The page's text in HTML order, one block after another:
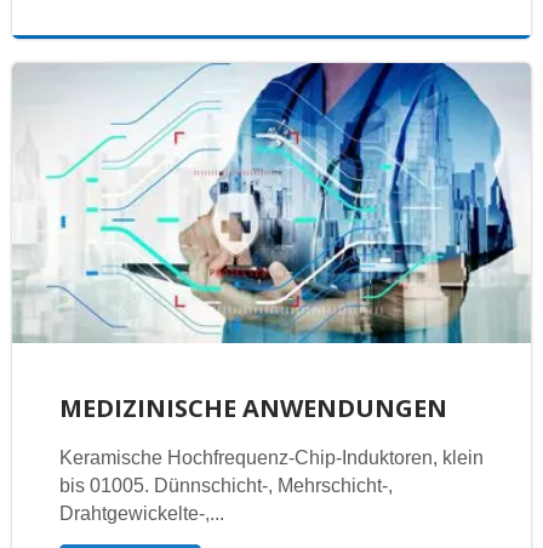
MEDIZINISCHE ANWENDUNGEN
Keramische Hochfrequenz-Chip-Induktoren, klein
bis 01005. Dünnschicht-, Mehrschicht-,
Drahtgewickelte-,...